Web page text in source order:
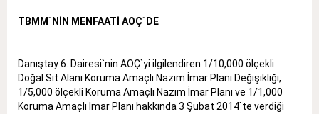
TBMM`NİN MENFAATİ AOÇ`DE
Danıştay 6. Dairesi`nin AOÇ`yi ilgilendiren 1/10,000 ölçekli
Doğal Sit Alanı Koruma Amaçlı Nazım İmar Planı Değişikliği,
1/5,000 ölçekli Koruma Amaçlı Nazım İmar Planı ve 1/1,000
Koruma Amaçlı İmar Planı hakkında 3 Şubat 2014`te verdiği